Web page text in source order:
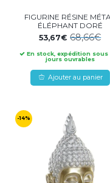
FIGURINE RÉSINE
ÉLÉPHANT DORÉ
53,67€68,66€
En stock, expédition sous
jours ouvrables
Ajouter au panier
-14%